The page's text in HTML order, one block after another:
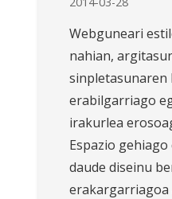
Webguneari
nahian,
sinpletasunaren
erabilgarriago
irakurlea
Espazio
daude diseinu